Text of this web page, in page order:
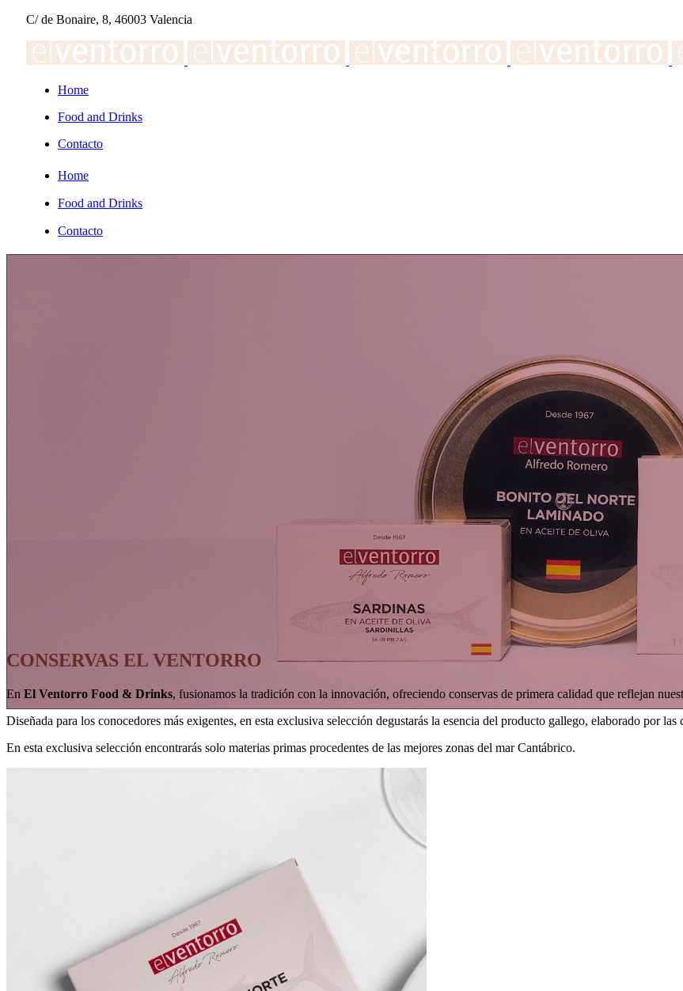
C/ de Bonaire, 8, 46003 Valencia
Home
Food and Drinks
Contacto
Home
Food and Drinks
Contacto
CONSERVAS EL VENTORRO
En El Ventorro Food & Drinks, fusionamos la tradición con la innovación, ofreciendo conservas de primera calidad que reflejan
Diseñada para los conocedores más exigentes, en esta exclusiva selección degustarás la esencia del producto gallego, elaborado por
En esta exclusiva selección encontrarás solo materias primas procedentes de las mejores zonas del mar Cantábrico.